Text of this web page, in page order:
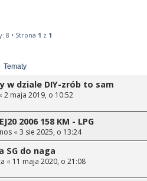
8 • Strona 1 z 1
Tematy
w dziale DIY-zrób to sam
2 maja 2019, o 10:52
2006 158 KM - LPG
« 3 sie 2025, o 13:24
SG do naga
« 11 maja 2020, o 21:08